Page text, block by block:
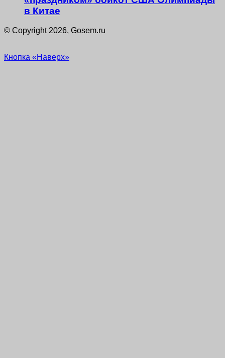
в Китае
© Copyright 2026, Gosem.ru
Кнопка «Наверх»